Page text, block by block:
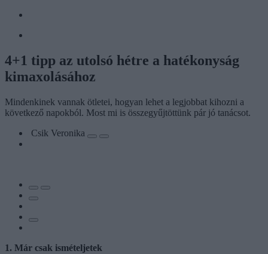
4+1 tipp az utolsó hétre a hatékonyság
kimaxolásához
Mindenkinek vannak ötletei, hogyan lehet a legjobbat kihozni a
következő napokból. Most mi is összegyűjtöttünk pár jó tanácsot.
Csik Veronika
1. Már csak ismételjetek